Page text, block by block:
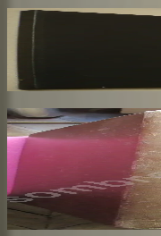
Rotella. Dal
RESTANY Pierre
73
Les Dessins de F.
Reproductions en
Dessins Originaux
BENEDITE Léonce